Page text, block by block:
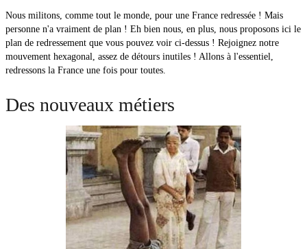
Nous militons, comme tout le monde, pour une France redressée ! Mais
personne n'a vraiment de plan ! Eh bien nous, en plus, nous proposons ici le
plan de redressement que vous pouvez voir ci-dessus ! Rejoignez notre
mouvement hexagonal, assez de détours inutiles ! Allons à l'essentiel,
redressons la France une fois pour toutes.
Des nouveaux métiers